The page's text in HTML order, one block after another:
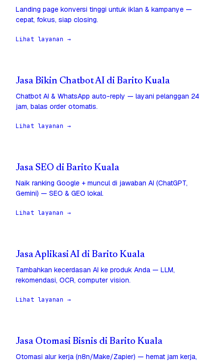
Landing page konversi tinggi untuk iklan & kampanye —
cepat, fokus, siap closing.
Lihat layanan →
Jasa Bikin Chatbot AI di Barito Kuala
Chatbot AI & WhatsApp auto-reply — layani pelanggan 24
jam, balas order otomatis.
Lihat layanan →
Jasa SEO di Barito Kuala
Naik ranking Google + muncul di jawaban AI (ChatGPT,
Gemini) — SEO & GEO lokal.
Lihat layanan →
Jasa Aplikasi AI di Barito Kuala
Tambahkan kecerdasan AI ke produk Anda — LLM,
rekomendasi, OCR, computer vision.
Lihat layanan →
Jasa Otomasi Bisnis di Barito Kuala
Otomasi alur kerja (n8n/Make/Zapier) — hemat jam kerja,